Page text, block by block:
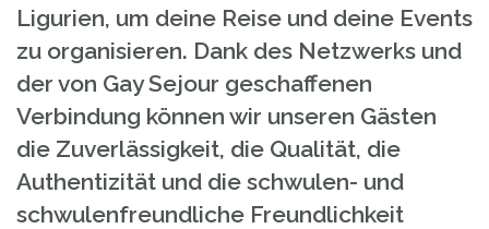
Ligurien, um deine Reise und deine Events
zu organisieren. Dank des Netzwerks und
der von Gay Sejour geschaffenen
Verbindung können wir unseren Gästen
die Zuverlässigkeit, die Qualität, die
Authentizität und die schwulen- und
schwulenfreundliche Freundlichkeit